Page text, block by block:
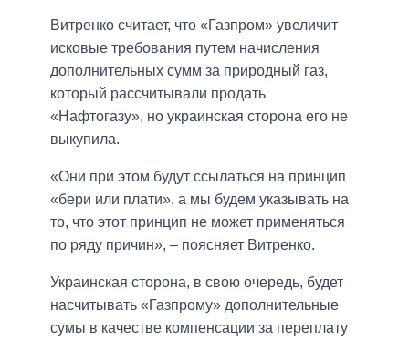
Витренко считает, что «Газпром» увеличит
исковые требования путем начисления
дополнительных сумм за природный газ,
который рассчитывали продать
«Нафтогазу», но украинская сторона его не
выкупила.
«Они при этом будут ссылаться на принцип
«бери или плати», а мы будем указывать на
то, что этот принцип не может применяться
по ряду причин», – поясняет Витренко.
Украинская сторона, в свою очередь, будет
насчитывать «Газпрому» дополнительные
сумы в качестве компенсации за переплату